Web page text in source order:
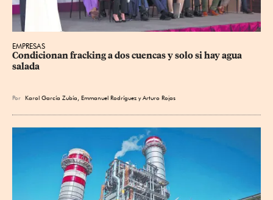
EMPRESAS
Condicionan fracking a dos cuencas y solo si hay agua
salada
Por Karol García Zubía Emmanuel Rodríguez yArturo Rojas